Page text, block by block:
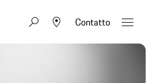
Contatto